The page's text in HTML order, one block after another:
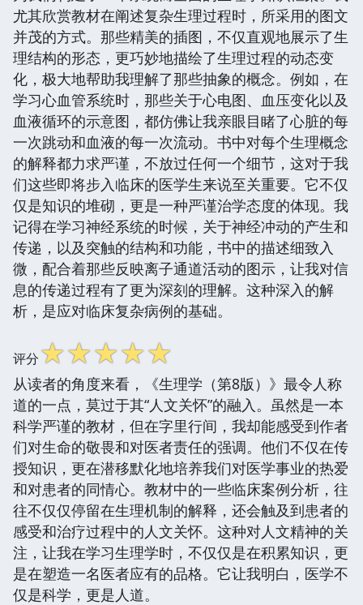
尤其欣赏教材在阐述复杂生理过程时，所采用的图文
并茂的方式。那些精美的插图，不仅直观地展示了生
理结构的形态，更巧妙地描绘了生理过程的动态变
化，极大地帮助我理解了那些抽象的概念。例如，在
学习心血管系统时，那些关于心电图、血压变化以及
血液循环的示意图，都仿佛让我亲眼目睹了心脏的每
一次跳动和血液的每一次流动。书中对每个生理概念
的解释都力求严谨，不放过任何一个细节，这对于我
们这些即将步入临床的医学生来说至关重要。它不仅
仅是知识的堆砌，更是一种严谨治学态度的体现。我
记得在学习神经系统的时候，关于神经冲动的产生和
传递，以及突触的结构和功能，书中的描述细致入
微，配合着那些反映离子通道活动的图示，让我对信
息的传递过程有了更为深刻的理解。这种深入的解
析，是应对临床复杂病例的基础。
评分☆☆☆☆☆
从读者的角度来看，《生理学（第8版）》最令人称
道的一点，莫过于其“人文关怀”的融入。虽然是一本
科学严谨的教材，但在字里行间，我却能感受到作者
们对生命的敬畏和对医者责任的强调。他们不仅在传
授知识，更在潜移默化地培养我们对医学事业的热爱
和对患者的同情心。教材中的一些临床案例分析，往
往不仅仅停留在生理机制的解释，还会触及到患者的
感受和治疗过程中的人文关怀。这种对人文精神的关
注，让我在学习生理学时，不仅仅是在积累知识，更
是在塑造一名医者应有的品格。它让我明白，医学不
仅是科学，更是人道。